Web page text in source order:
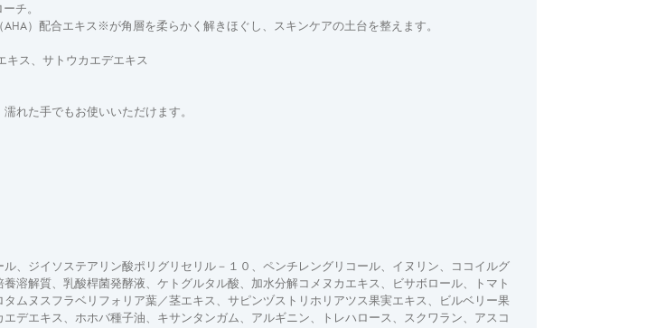
チ。
）配合エキス※が角層を柔らかく解きほぐし、スキンケアの土台を整えます。
ス、サトウカエデエキス
れた手でもお使いいただけます。
、ジイソステアリン酸ポリグリセリル－１０、ペンチレングリコール、イヌリン、ココイルグ
溶解質、乳酸桿菌発酵液、ケトグルタル酸、加水分解コメヌカエキス、ビサボロール、トマト
ムヌスフラベリフォリア葉／茎エキス、サピンヅストリホリアツス果実エキス、ビルベリー果
デエキス、ホホバ種子油、キサンタンガム、アルギニン、トレハロース、スクワラン、アスコ